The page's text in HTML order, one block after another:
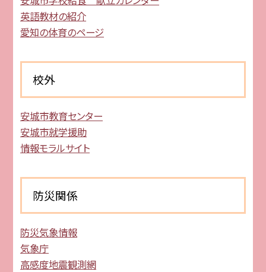
英語教材の紹介
愛知の体育のページ
校外
安城市教育センター
安城市就学援助
情報モラルサイト
防災関係
防災気象情報
気象庁
高感度地震観測網